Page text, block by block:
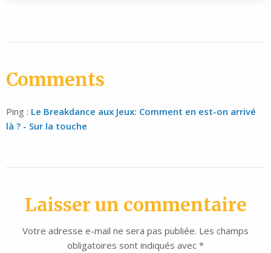
Comments
Ping : Le Breakdance aux Jeux: Comment en est-on arrivé
là ? - Sur la touche
Laisser un commentaire
Votre adresse e-mail ne sera pas publiée. Les champs
obligatoires sont indiqués avec *